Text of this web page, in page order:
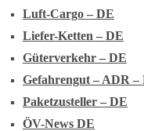
Luft-Cargo – DE
Liefer-Ketten – DE
Güterverkehr – DE
Gefahrengut – ADR –
Paketzusteller – DE
ÖV-News DE